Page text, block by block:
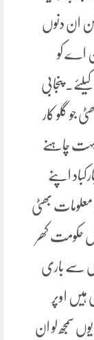
ان دنوں
اے کو
پنجابی
جو گلو کار
چاہنے
اپنے
بھٹی
حکومت کھر
سے باری
اوپر
سمجھ لو ان